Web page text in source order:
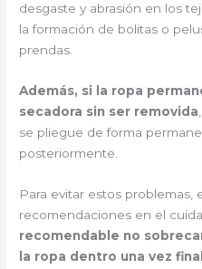
desgaste y abrasión en los
la formación de bolitas o
prendas.
Además, si la ropa
secadora sin ser removida
se pliegue de forma
posteriormente.
Para evitar estos
recomendaciones en el
recomendable no
la ropa dentro una vez